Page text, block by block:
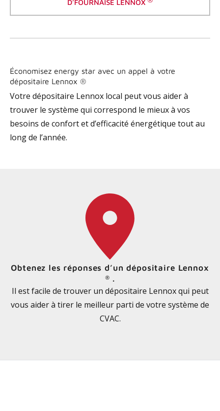
D’FOURNAISE LENNOX
Économisez energy star avec un appel à votre
dépositaire Lennox ®
Votre dépositaire Lennox local peut vous aider à
trouver le système qui correspond le mieux à vos
besoins de confort et d’efficacité énergétique tout au
long de l’année.
Obtenez les réponses d’un dépositaire Lennox
® .
Il est facile de trouver un dépositaire Lennox qui peut
vous aider à tirer le meilleur parti de votre système de
CVAC.